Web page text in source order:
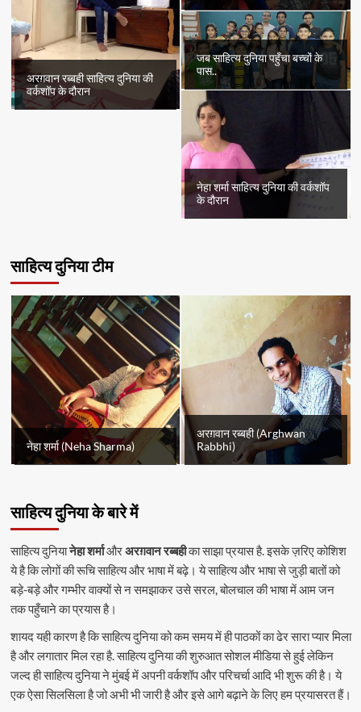
अरग़वान रब्बही साहित्य दुनिया की
वर्कशॉप के दौरान
जब साहित्य दुनिया पहुँचा बच्चों के
पास..
नेहा शर्मा साहित्य दुनिया की वर्कशॉप
के दौरान
साहित्य दुनिया टीम
नेहा शर्मा (Neha Sharma)
अरग़वान रब्बही (Arghwan
Rabbhi)
साहित्य दुनिया के बारे में
साहित्य दुनियानेहा शर्माऔरअरग़वान रब्बहीका साझा प्रयास है. इसके ज़रिए कोशिश
ये है कि लोगों की रूचि साहित्य और भाषा में बढ़े। ये साहित्य और भाषा से जुड़ी बातों को
बड़े-बड़े और गम्भीर वाक्यों से न समझाकर उसे सरल, बोलचाल की भाषा में आम जन
तक पहुँचाने का प्रयास है।
शायद यही कारण है कि साहित्य दुनिया को कम समय में ही पाठकों का ढेर सारा प्यार मिला
है और लगातार मिल रहा है. साहित्य दुनिया की शुरुआत सोशल मीडिया से हुई लेकिन
जल्द ही साहित्य दुनिया ने मुंबई में अपनी वर्कशॉप और परिचर्चा आदि भी शुरू की है। ये
एक ऐसा सिलसिला है जो अभी भी जारी है और इसे आगे बढ़ाने के लिए हम प्रयासरत हैं।